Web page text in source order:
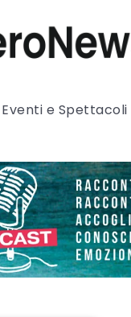
Eventi e Spettacoli